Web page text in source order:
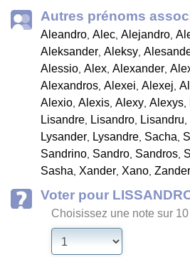
Autres prénoms
Aleandro, Alec, Alejandro,
Aleksander, Aleksy,
Alessio, Alex, Alexander,
Alexandros, Alexei, Alexej,
Alexio, Alexis, Alexy, Alexys,
Lisandre, Lisandro, Lisandru,
Lysander, Lysandre, Sacha,
Sandrino, Sandro, Sandros,
Sasha, Xander, Xano, Zander
Voter pour
Choisissez une note sur